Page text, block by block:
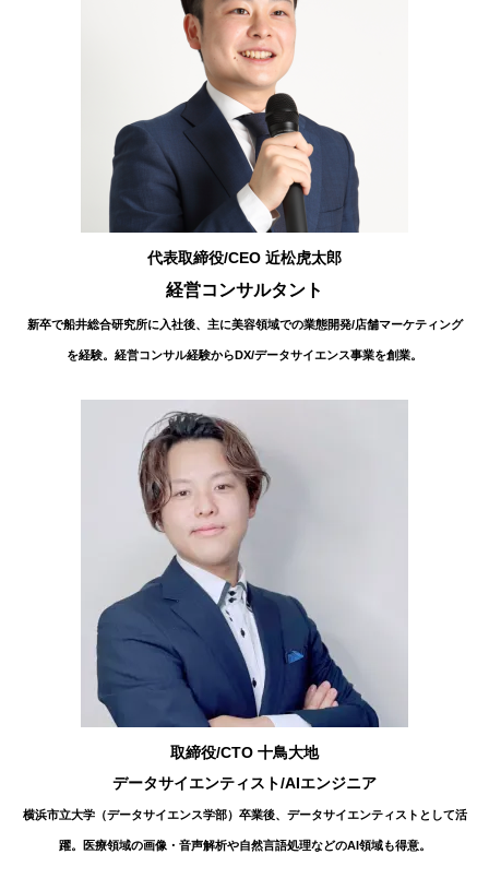
代表取締役/CEO 近松虎太郎
経営コンサルタント
新卒で船井総合研究所に入社後、主に美容領域での業態開発/店舗マーケティング
を経験。経営コンサル経験からDX/データサイエンス事業を創業。
取締役/CTO 十鳥大地
データサイエンティスト/AIエンジニア
横浜市立大学（データサイエンス学部）卒業後、データサイエンティストとして活
躍。医療領域の画像・音声解析や自然言語処理などのAI領域も得意。